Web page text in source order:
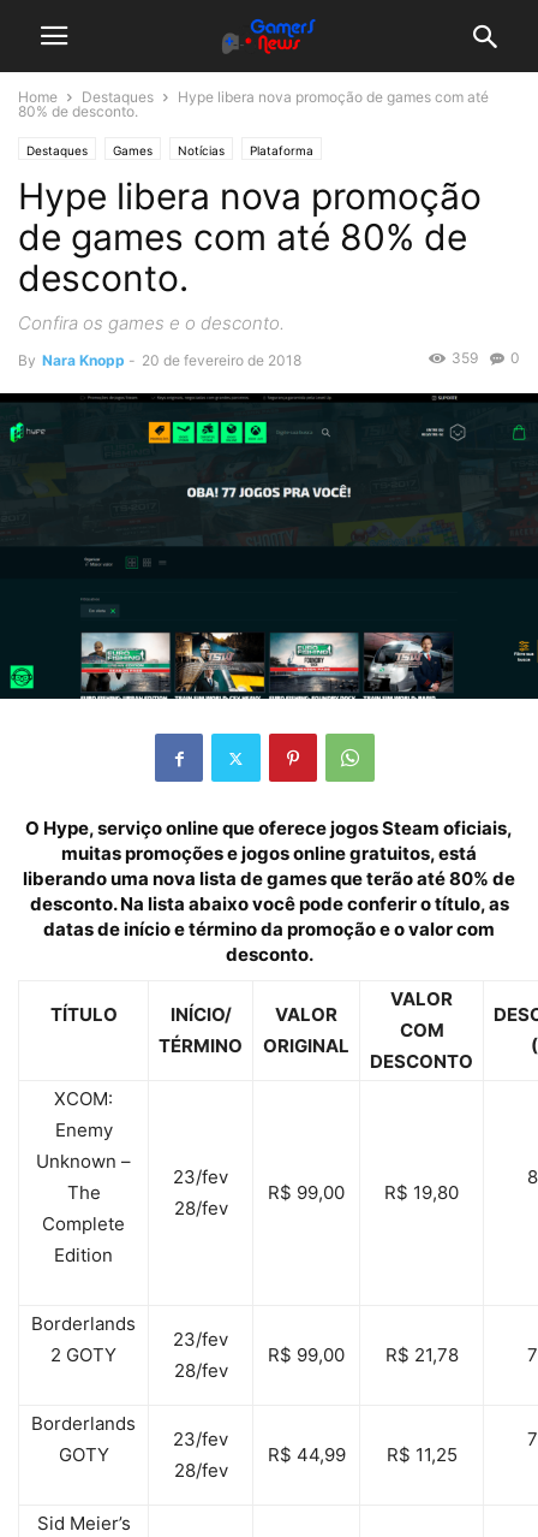
Home Destaques
Hype libera nova promoção de games com até
80% de desconto.
Destaques Games Notícias Plataforma
Hype libera nova promoção
de games com até 80% de
desconto.
Confira os games e o desconto.
By Nara Knopp - 20 de fevereiro de 2018 0
359
O Hype, serviço online que oferece jogosSteam oficiais,
muitas promoções e jogos online gratuitos, está
liberando uma nova lista de games que terão até 80% de
desconto. Na lista abaixo você pode conferir o título, as
datas de início e término da promoção e o valor com
desconto.
TÍTULO
INÍCIO/
TÉRMINO
VALOR
ORIGINAL
VALOR
COM
DESCONTO
XCOM:
Enemy
Unknown –
The
Complete
Edition
23/fev
28/fev
R$ 99,00 R$ 19,80
Borderlands
2 GOTY
23/fev
28/fev
R$ 99,00 R$ 21,78
Borderlands
GOTY
23/fev
28/fev
R$ 44,99 R$ 11,25
Sid Meier’s